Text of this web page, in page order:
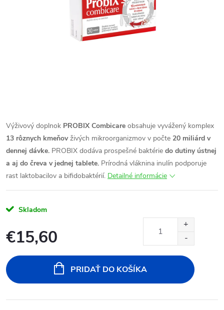
Výživový doplnok PROBIX Combicare obsahuje vyvážený komplex
13 rôznych kmeňovživých mikroorganizmov v počte 20 miliárd v
dennej dávke. PROBIX dodáva prospešné baktérie do dutiny ústnej
a aj do čreva v jednej tablete. Prírodná vláknina inulín podporuje
rast laktobacilov a bifidobaktérií. Detailné informácie
Skladom
€15,60
cena:
PRIDAŤ DO KOŠÍKA